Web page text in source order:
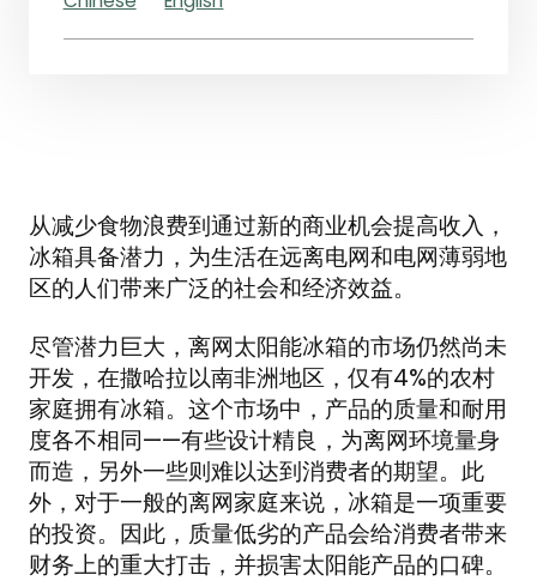
从减少食物浪费到通过新的商业机会提高收入，
冰箱具备潜力，为生活在远离电网和电网薄弱地
区的人们带来广泛的社会和经济效益。
尽管潜力巨大，离网太阳能冰箱的市场仍然尚未
开发，在撒哈拉以南非洲地区，仅有4%的农村
家庭拥有冰箱。这个市场中，产品的质量和耐用
度各不相同——有些设计精良，为离网环境量身
而造，另外一些则难以达到消费者的期望。此
外，对于一般的离网家庭来说，冰箱是一项重要
的投资。因此，质量低劣的产品会给消费者带来
财务上的重大打击，并损害太阳能产品的口碑。